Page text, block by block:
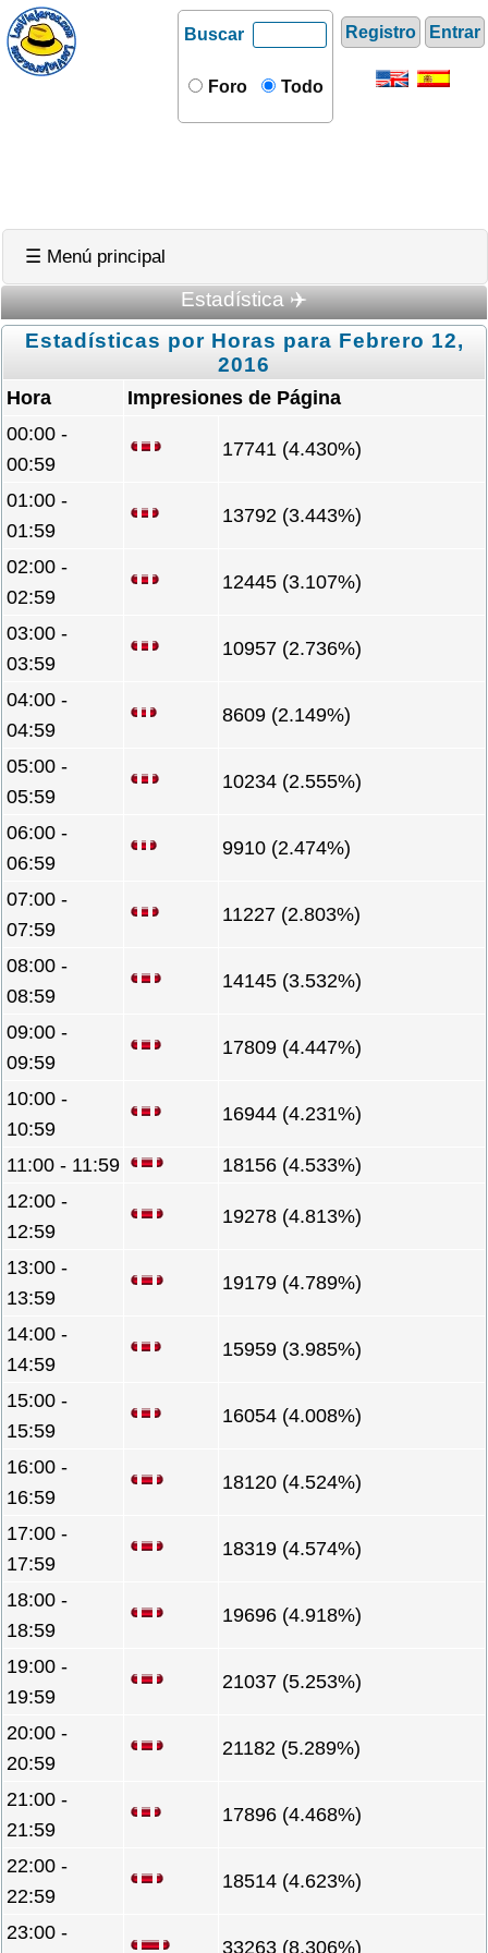
Registro Entrar
Buscar
Foro Todo
☰ Menú principal
Estadística ✈️
Estadísticas por Horas para Febrero 12,
2016
Hora
Impresiones de Página
00:00 -
00:59
17741 (4.430%)
01:00 -
01:59
13792 (3.443%)
02:00 -
02:59
12445 (3.107%)
03:00 -
03:59
10957 (2.736%)
04:00 -
04:59
8609 (2.149%)
05:00 -
05:59
10234 (2.555%)
06:00 -
06:59
9910 (2.474%)
07:00 -
07:59
11227 (2.803%)
08:00 -
08:59
14145 (3.532%)
09:00 -
09:59
17809 (4.447%)
10:00 -
10:59
16944 (4.231%)
11:00 - 11:59
18156 (4.533%)
12:00 -
12:59
19278 (4.813%)
13:00 -
13:59
19179 (4.789%)
14:00 -
14:59
15959 (3.985%)
15:00 -
15:59
16054 (4.008%)
16:00 -
16:59
18120 (4.524%)
17:00 -
17:59
18319 (4.574%)
18:00 -
18:59
19696 (4.918%)
19:00 -
19:59
21037 (5.253%)
20:00 -
20:59
21182 (5.289%)
21:00 -
21:59
17896 (4.468%)
22:00 -
22:59
18514 (4.623%)
23:00 -
33263 (8.306%)